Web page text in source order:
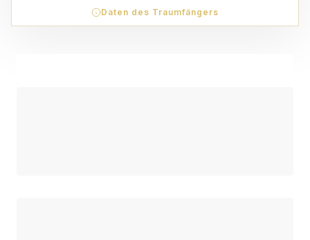
Daten des Traumfängers